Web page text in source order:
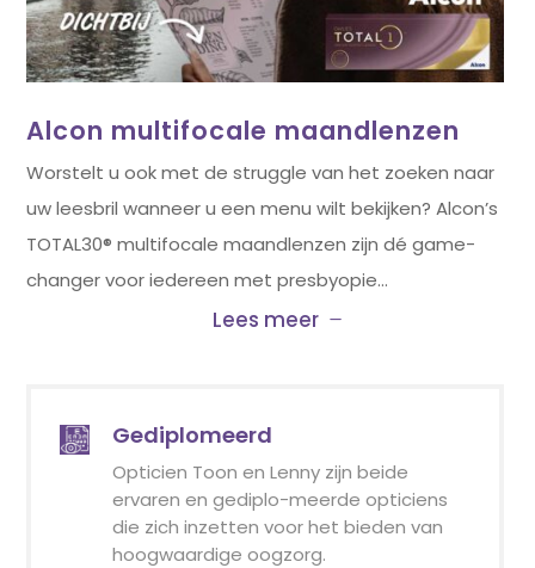
Alcon multifocale maandlenzen
Worstelt u ook met de struggle van het zoeken naar
uw leesbril wanneer u een menu wilt bekijken? Alcon’s
TOTAL30® multifocale maandlenzen zijn dé game-
changer voor iedereen met presbyopie…
Lees meer
Gediplomeerd
Opticien Toon en Lenny zijn beide
ervaren en gediplo-meerde opticiens
die zich inzetten voor het bieden van
hoogwaardige oogzorg.